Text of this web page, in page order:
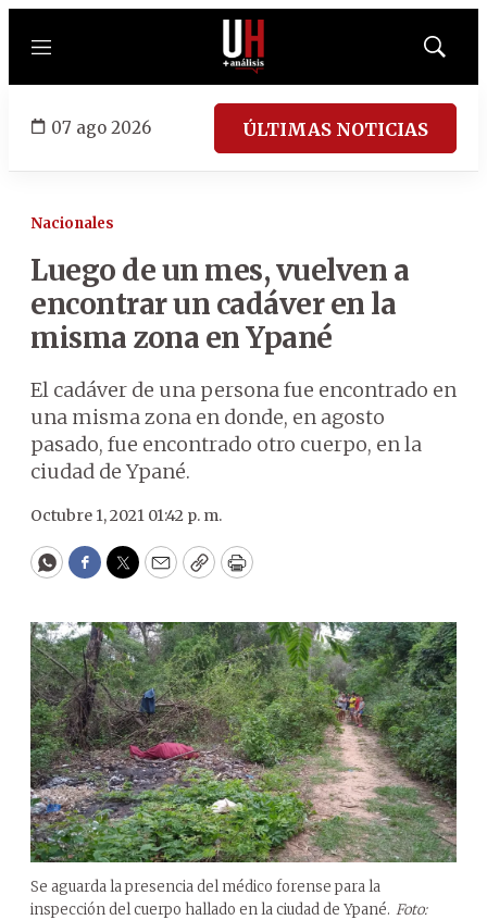
Menú
Mostrar
07 ago 2026 ÚLTIMAS NOTICIAS
Nacionales
Luego de un mes, vuelven a
encontrar un cadáver en la
misma zona en Ypané
El cadáver de una persona fue encontrado en
una misma zona en donde, en agosto
pasado, fue encontrado otro cuerpo, en la
ciudad de Ypané.
Octubre 1, 2021 01:42 p. m.
WhatsApp
Facebook
Twitter
EmailCopyPrint
Se aguarda la presencia del médico forense para la
inspección del cuerpo hallado en la ciudad de Ypané. Foto: